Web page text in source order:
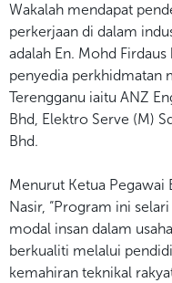
Wakalah mendapat
perkerjaan di dalam
adalah En. Mohd
penyedia perkhidmatan
Terengganu iaitu ANZ
Bhd, Elektro Serve (M)
Bhd.
Menurut Ketua Pegawai
Nasir, “Program ini
modal insan dalam
berkualiti melalui
kemahiran teknikal